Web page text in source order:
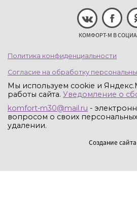
КОМФОРТ-М В
Политика конфиденциальности
Согласие на обработку
Мы используем cookie и
работы сайта. Уведомление о
komfort-m30@mail.ru -
вопросом о своих
удалении.
Создание